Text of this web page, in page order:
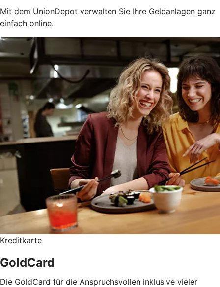
Mit dem UnionDepot verwalten Sie Ihre Geldanlagen ganz
einfach online.
Kreditkarte
GoldCard
Die GoldCard für die Anspruchsvollen inklusive vieler